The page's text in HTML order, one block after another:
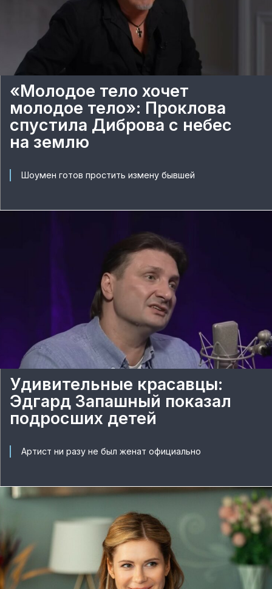
«Молодое тело хочет
молодое тело»: Проклова
спустила Диброва с небес
на землю
Шоумен готов простить измену бывшей
Удивительные красавцы:
Эдгард Запашный показал
подросших детей
Артист ни разу не был женат официально